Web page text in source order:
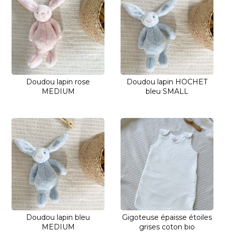
Doudou lapin rose
MEDIUM
Doudou lapin HOCHET
bleu SMALL
Doudou lapin bleu
MEDIUM
Gigoteuse épaisse étoiles
grises coton bio